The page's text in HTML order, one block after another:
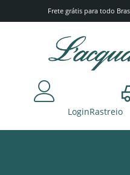
Frete grátis para todo
LoginRastreio